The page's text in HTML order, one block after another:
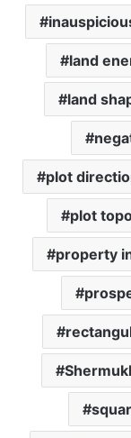
land
land
plot
plot
property